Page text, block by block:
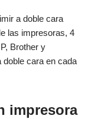
a doble cara
las impresoras, 4
Brother y
cara en cada
impresora